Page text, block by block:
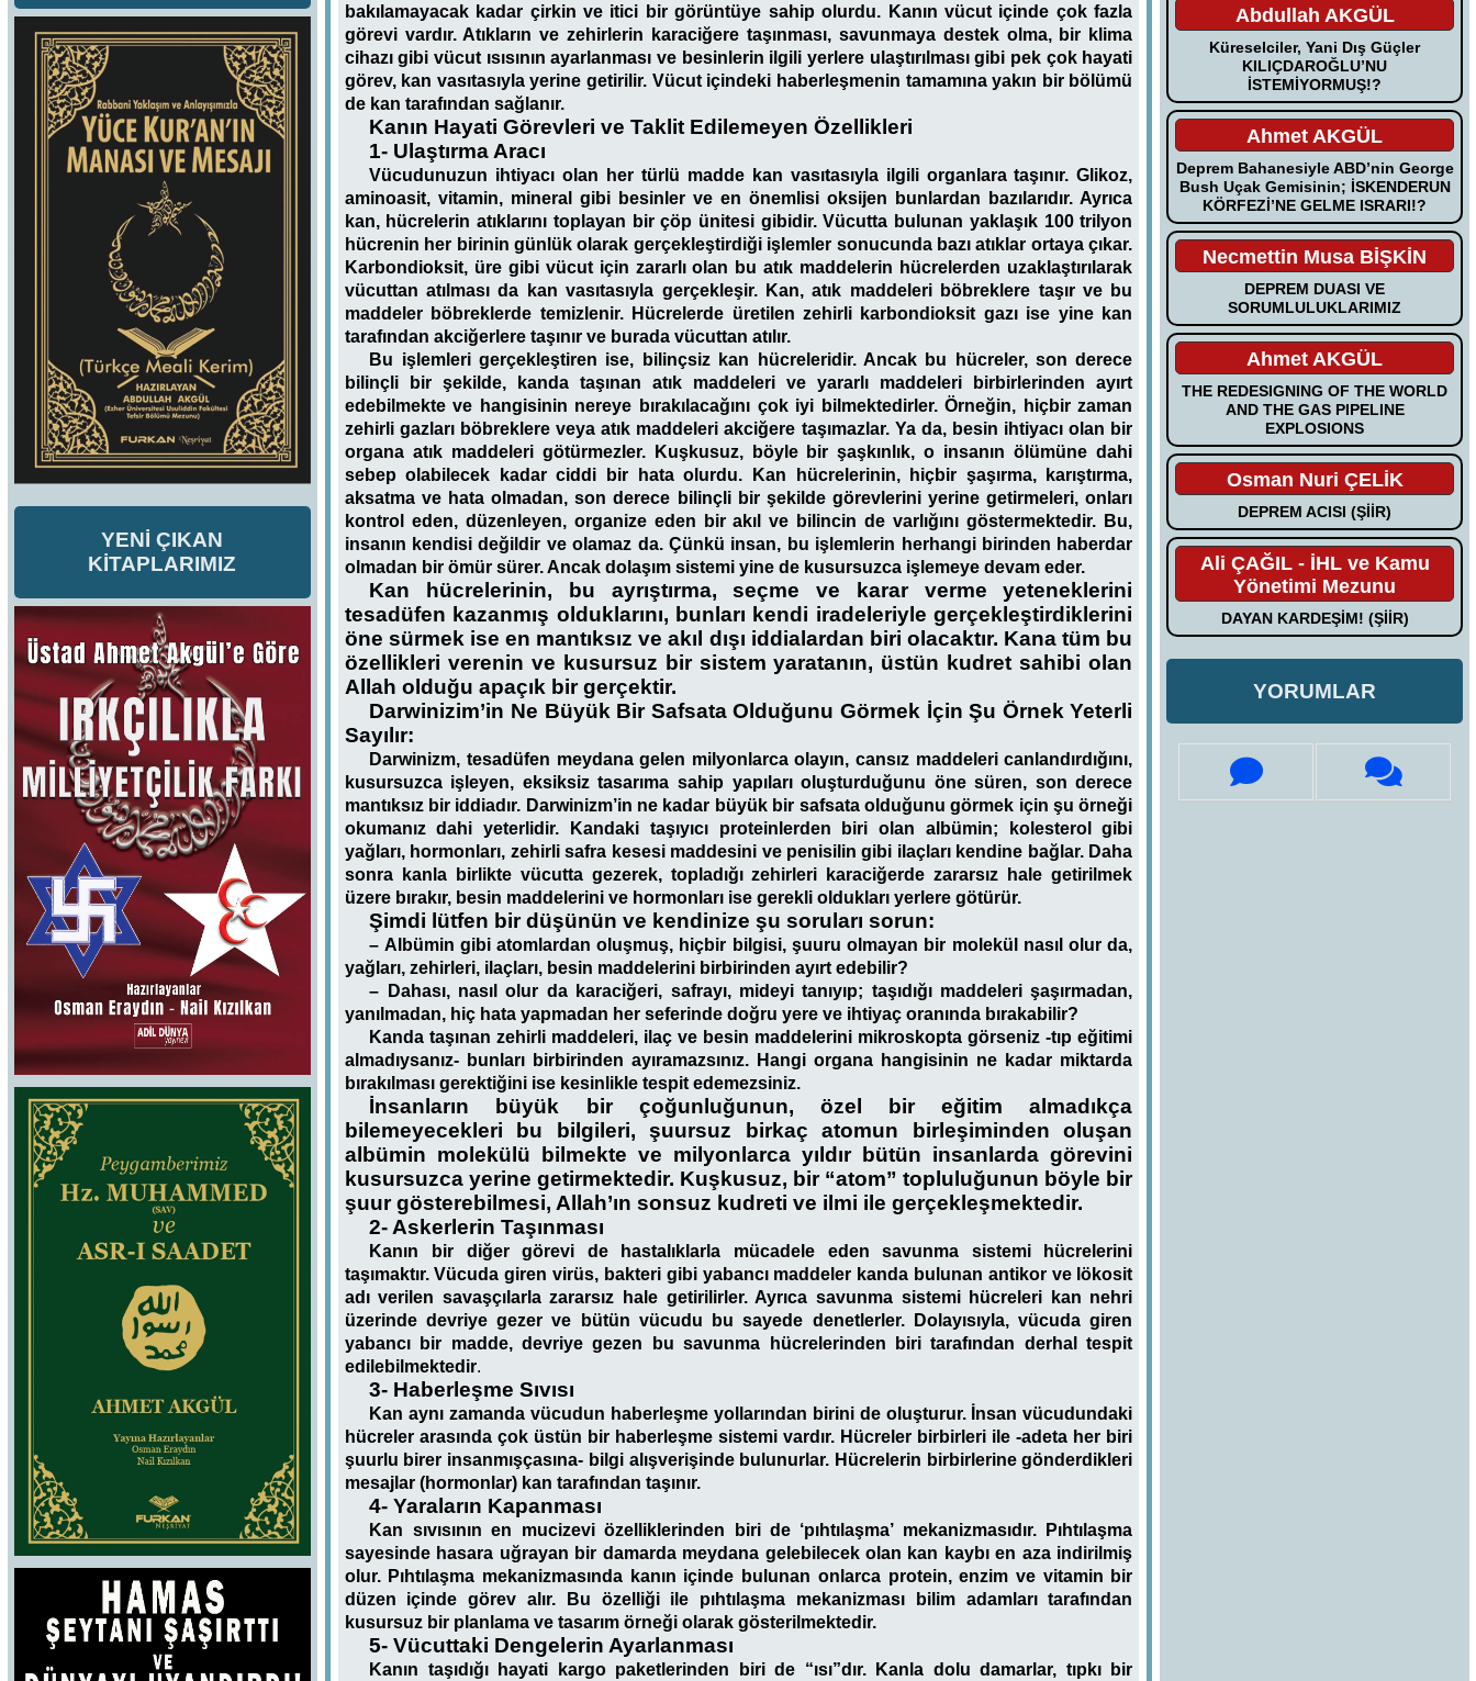
YENİ ÇIKAN
KİTAPLARIMIZ
bakılamayacak kadar çirkin ve itici bir görüntüye sahip olurdu. Kanın vücut içinde çok fazla
görevi vardır. Atıkların ve zehirlerin karaciğere taşınması, savunmaya destek olma, bir klima
cihazı gibi vücut ısısının ayarlanması ve besinlerin ilgili yerlere ulaştırılması gibi pek çok hayati
görev, kan vasıtasıyla yerine getirilir. Vücut içindeki haberleşmenin tamamına yakın bir bölümü
de kan tarafından sağlanır.
Kanın Hayati Görevleri ve Taklit Edilemeyen Özellikleri
1- Ulaştırma Aracı
Vücudunuzun ihtiyacı olan her türlü madde kan vasıtasıyla ilgili organlara taşınır. Glikoz,
aminoasit, vitamin, mineral gibi besinler ve en önemlisi oksijen bunlardan bazılarıdır. Ayrıca
kan, hücrelerin atıklarını toplayan bir çöp ünitesi gibidir. Vücutta bulunan yaklaşık 100 trilyon
hücrenin her birinin günlük olarak gerçekleştirdiği işlemler sonucunda bazı atıklar ortaya çıkar.
Karbondioksit, üre gibi vücut için zararlı olan bu atık maddelerin hücrelerden uzaklaştırılarak
vücuttan atılması da kan vasıtasıyla gerçekleşir. Kan, atık maddeleri böbreklere taşır ve bu
maddeler böbreklerde temizlenir. Hücrelerde üretilen zehirli karbondioksit gazı ise yine kan
tarafından akciğerlere taşınır ve burada vücuttan atılır.
Bu işlemleri gerçekleştiren ise, bilinçsiz kan hücreleridir. Ancak bu hücreler, son derece
bilinçli bir şekilde, kanda taşınan atık maddeleri ve yararlı maddeleri birbirlerinden ayırt
edebilmekte ve hangisinin nereye bırakılacağını çok iyi bilmektedirler. Örneğin, hiçbir zaman
zehirli gazları böbreklere veya atık maddeleri akciğere taşımazlar. Ya da, besin ihtiyacı olan bir
organa atık maddeleri götürmezler. Kuşkusuz, böyle bir şaşkınlık, o insanın ölümüne dahi
sebep olabilecek kadar ciddi bir hata olurdu. Kan hücrelerinin, hiçbir şaşırma, karıştırma,
aksatma ve hata olmadan, son derece bilinçli bir şekilde görevlerini yerine getirmeleri, onları
kontrol eden, düzenleyen, organize eden bir akıl ve bilincin de varlığını göstermektedir. Bu,
insanın kendisi değildir ve olamaz da. Çünkü insan, bu işlemlerin herhangi birinden haberdar
olmadan bir ömür sürer. Ancak dolaşım sistemi yine de kusursuzca işlemeye devam eder.
Kan hücrelerinin, bu ayrıştırma, seçme ve karar verme yeteneklerini
tesadüfen kazanmış olduklarını, bunları kendi iradeleriyle gerçekleştirdiklerini
öne sürmek ise en mantıksız ve akıl dışı iddialardan biri olacaktır. Kana tüm bu
özellikleri verenin ve kusursuz bir sistem yaratanın, üstün kudret sahibi olan
Allah olduğu apaçık bir gerçektir.
Darwinizim’in Ne Büyük Bir Safsata Olduğunu Görmek İçin Şu Örnek Yeterli
Sayılır:
Darwinizm, tesadüfen meydana gelen milyonlarca olayın, cansız maddeleri canlandırdığını,
kusursuzca işleyen, eksiksiz tasarıma sahip yapıları oluşturduğunu öne süren, son derece
mantıksız bir iddiadır. Darwinizm’in ne kadar büyük bir safsata olduğunu görmek için şu örneği
okumanız dahi yeterlidir. Kandaki taşıyıcı proteinlerden biri olan albümin; kolesterol gibi
yağları, hormonları, zehirli safra kesesi maddesini ve penisilin gibi ilaçları kendine bağlar. Daha
sonra kanla birlikte vücutta gezerek, topladığı zehirleri karaciğerde zararsız hale getirilmek
üzere bırakır, besin maddelerini ve hormonları ise gerekli oldukları yerlere götürür.
Şimdi lütfen bir düşünün ve kendinize şu soruları sorun:
– Albümin gibi atomlardan oluşmuş, hiçbir bilgisi, şuuru olmayan bir molekül nasıl olur da,
yağları, zehirleri, ilaçları, besin maddelerini birbirinden ayırt edebilir?
– Dahası, nasıl olur da karaciğeri, safrayı, mideyi tanıyıp; taşıdığı maddeleri şaşırmadan,
yanılmadan, hiç hata yapmadan her seferinde doğru yere ve ihtiyaç oranında bırakabilir?
Kanda taşınan zehirli maddeleri, ilaç ve besin maddelerini mikroskopta görseniz -tıp eğitimi
almadıysanız- bunları birbirinden ayıramazsınız. Hangi organa hangisinin ne kadar miktarda
bırakılması gerektiğini ise kesinlikle tespit edemezsiniz.
İnsanların büyük bir çoğunluğunun, özel bir eğitim almadıkça
bilemeyecekleri bu bilgileri, şuursuz birkaç atomun birleşiminden oluşan
albümin molekülü bilmekte ve milyonlarca yıldır bütün insanlarda görevini
kusursuzca yerine getirmektedir. Kuşkusuz, bir “atom” topluluğunun böyle bir
şuur gösterebilmesi, Allah’ın sonsuz kudreti ve ilmi ile gerçekleşmektedir.
2- Askerlerin Taşınması
Kanın bir diğer görevi de hastalıklarla mücadele eden savunma sistemi hücrelerini
taşımaktır. Vücuda giren virüs, bakteri gibi yabancı maddeler kanda bulunan antikor ve lökosit
adı verilen savaşçılarla zararsız hale getirilirler. Ayrıca savunma sistemi hücreleri kan nehri
üzerinde devriye gezer ve bütün vücudu bu sayede denetlerler. Dolayısıyla, vücuda giren
yabancı bir madde, devriye gezen bu savunma hücrelerinden biri tarafından derhal tespit
edilebilmektedir.
3- Haberleşme Sıvısı
Kan aynı zamanda vücudun haberleşme yollarından birini de oluşturur. İnsan vücudundaki
hücreler arasında çok üstün bir haberleşme sistemi vardır. Hücreler birbirleri ile -adeta her biri
şuurlu birer insanmışçasına- bilgi alışverişinde bulunurlar. Hücrelerin birbirlerine gönderdikleri
mesajlar (hormonlar) kan tarafından taşınır.
4- Yaraların Kapanması
Kan sıvısının en mucizevi özelliklerinden biri de ‘pıhtılaşma’ mekanizmasıdır. Pıhtılaşma
sayesinde hasara uğrayan bir damarda meydana gelebilecek olan kan kaybı en aza indirilmiş
olur. Pıhtılaşma mekanizmasında kanın içinde bulunan onlarca protein, enzim ve vitamin bir
düzen içinde görev alır. Bu özelliği ile pıhtılaşma mekanizması bilim adamları tarafından
kusursuz bir planlama ve tasarım örneği olarak gösterilmektedir.
5- Vücuttaki Dengelerin Ayarlanması
Kanın taşıdığı hayati kargo paketlerinden biri de “ısı”dır. Kanla dolu damarlar, tıpkı bir
Abdullah AKGÜL
Küreselciler, Yani Dış Güçler
KILIÇDAROĞLU’NU
İSTEMİYORMUŞ!?
Ahmet AKGÜL
Deprem Bahanesiyle ABD’nin George
Bush Uçak Gemisinin; İSKENDERUN
KÖRFEZİ’NE GELME ISRARI!?
Necmettin Musa BİŞKİN
DEPREM DUASI VE
SORUMLULUKLARIMIZ
Ahmet AKGÜL
THE REDESIGNING OF THE WORLD
AND THE GAS PIPELINE
EXPLOSIONS
Osman Nuri ÇELİK
DEPREM ACISI (ŞİİR)
Ali ÇAĞIL - İHL ve Kamu
Yönetimi Mezunu
DAYAN KARDEŞİM! (ŞİİR)
YORUMLAR